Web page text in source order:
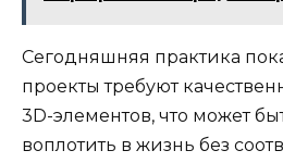
Сегодняшняя практика
проекты требуют
3D-элементов, что может
воплотить в жизнь без